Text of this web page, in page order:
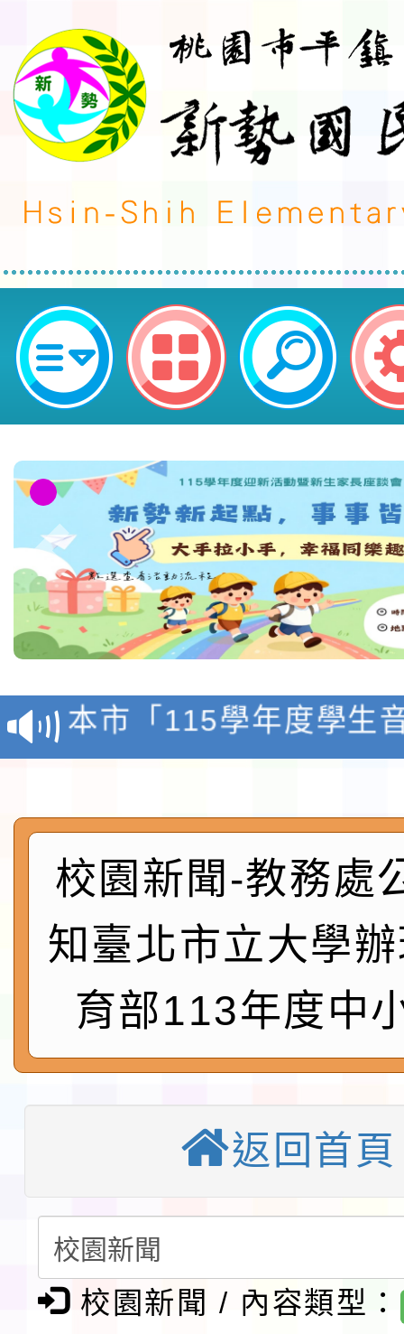
轉知臺北市立大學辦理「教育部
師專業學習社群召集人講師培訓課
113年度中小學教師專業學習社群
課程」增辦場次之課程研習一案-
檢送「桃園市115學年
賽實施要點」1份
本市「115學年度學生
程安排一案
「桃園市補助參觀特色
展演活動實施計畫」
請一案
社團法人中華民國畫廊
026 ART TAIPEI臺北
本校115學年度第1學
第2次招考代課鐘點教
告(採1次公告分次招考)
115 年度兒童課後照顧
0 小時業訓練課程
轉知本市體育總會划船
「115年桃園市運動會
錦標賽」海洋艇及
域)，申請變更地點
「114-115年度
計畫」公費接種對象擴
115學年度迎新活動暨
會活動流程表
函轉桃園市童軍會辦
檢送「桃園市115學年
賽實施要點」1份
本市「115學年度學生
程安排一案
「桃園市補助參觀特色
校園新聞-教務處
知臺北市立大學
育部113年度中
返回首頁
校園新聞 / 內容類型：